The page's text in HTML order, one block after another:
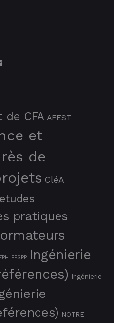
de CFA AFEST
et
de
CléA
etudes
pratiques
FPH FPSPP
Ingénierie
Ingénierie
NOTRE